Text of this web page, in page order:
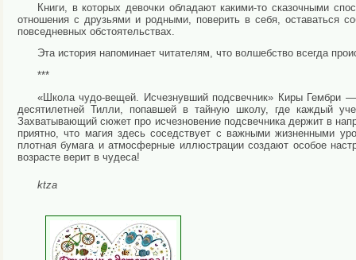
Книги, в которых девочки обладают какими-то сказочными
отношения с друзьями и родными, поверить в себя, оставаться
повседневных обстоятельствах.
Эта история напоминает читателям, что волшебство всегда
***
«Школа чудо‑вещей. Исчезнувший подсвечник» Киры Гембри
десятилетней Тилли, попавшей в тайную школу, где каждый
Захватывающий сюжет про исчезновение подсвечника держит в
приятно, что магия здесь соседствует с важными жизненными
плотная бумага и атмосферные иллюстрации создают особое
возрасте верит в чудеса!
ktza